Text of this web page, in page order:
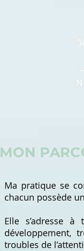
MON
Ma pratique se
chacun possède
Elle s’adresse
développement,
troubles de